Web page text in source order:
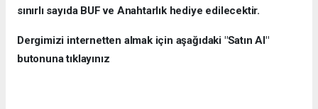
sınırlı sayıda BUF ve Anahtarlık hediye edilecektir.
Dergimizi internetten almak için aşağıdaki "Satın Al"
butonuna tıklayınız